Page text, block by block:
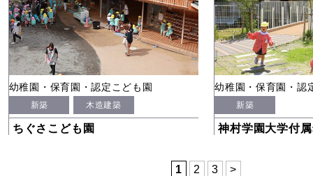
幼稚園・保育園・認定こども園
新築 木造建築
ちぐさこども園
幼稚園・保育園・認
新築
神村学園大学付
1 2 3 >